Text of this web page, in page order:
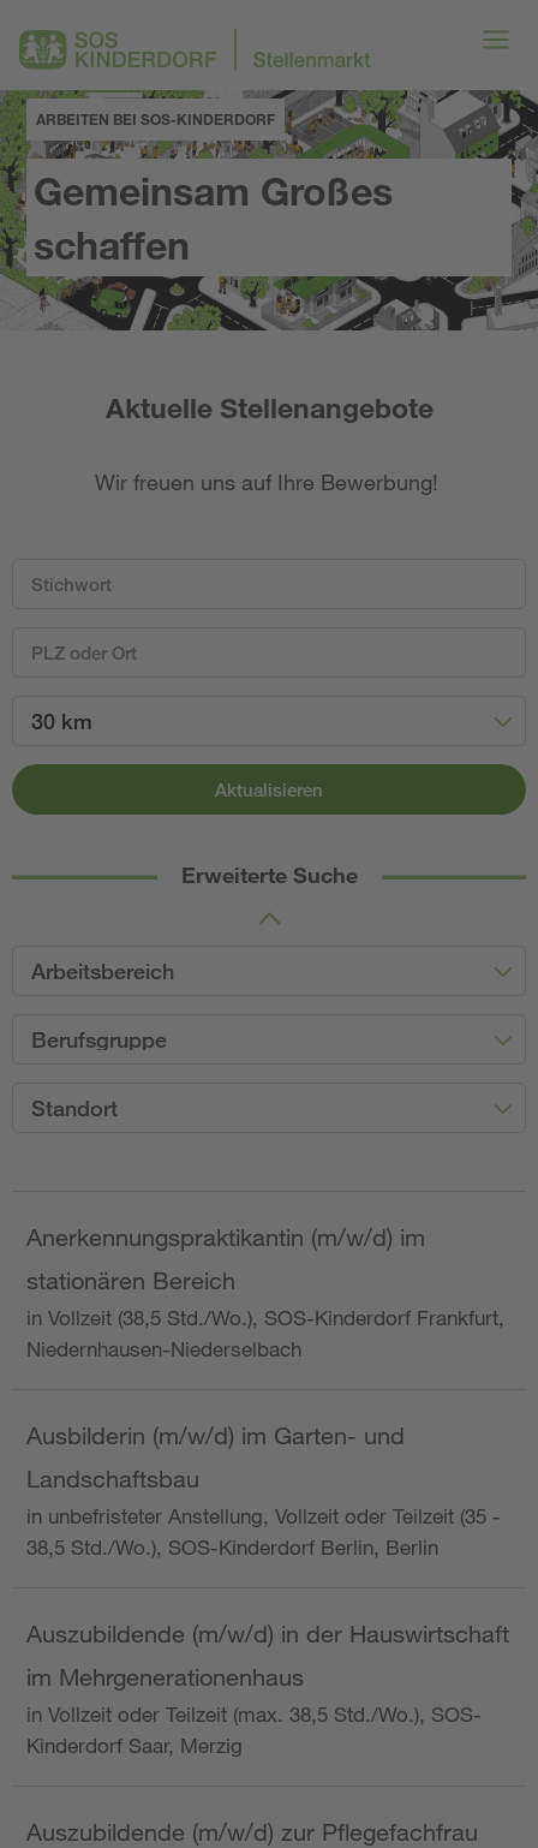
ARBEITEN BEI SOS-KINDERDORF
Gemeinsam Großes
schaffen
Aktuelle Stellenangebote
Wir freuen uns auf Ihre Bewerbung!
30 km
Aktualisieren
Erweiterte Suche
Arbeitsbereich
Berufsgruppe
Standort
Anerkennungspraktikantin (m/w/d) im
stationären Bereich
in Vollzeit (38,5 Std./Wo.), SOS-Kinderdorf Frankfurt,
Niedernhausen-Niederselbach
Ausbilderin (m/w/d) im Garten- und
Landschaftsbau
in unbefristeter Anstellung, Vollzeit oder Teilzeit (35 -
38,5 Std./Wo.), SOS-Kinderdorf Berlin, Berlin
Auszubildende (m/w/d) in der Hauswirtschaft
im Mehrgenerationenhaus
in Vollzeit oder Teilzeit (max. 38,5 Std./Wo.), SOS-
Kinderdorf Saar, Merzig
Auszubildende (m/w/d) zur Pflegefachfrau